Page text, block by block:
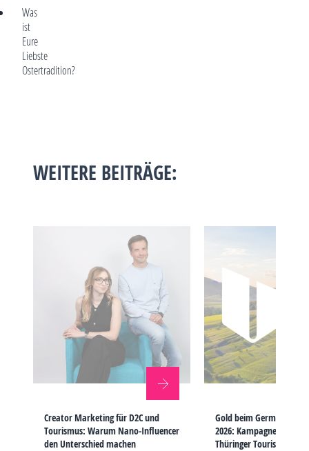
Was
ist
Eure
Liebste
Ostertradition?
WEITERE BEITRÄGE:
Creator Marketing für D2C und
Tourismus: Warum Nano-Influencer
den Unterschied machen
Gold beim German
2026: Kampagne
Thüringer Tourismus